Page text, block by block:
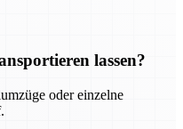
lassen?
oder einzelne